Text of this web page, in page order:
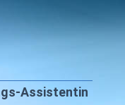
Assistentin